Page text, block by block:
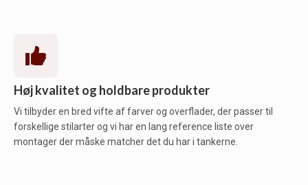
Høj kvalitet og holdbare produkter
Vi tilbyder en bred vifte af farver og overflader, der passer til
forskellige stilarter og vi har en lang reference liste over
montager der måske matcher det du har i tankerne.